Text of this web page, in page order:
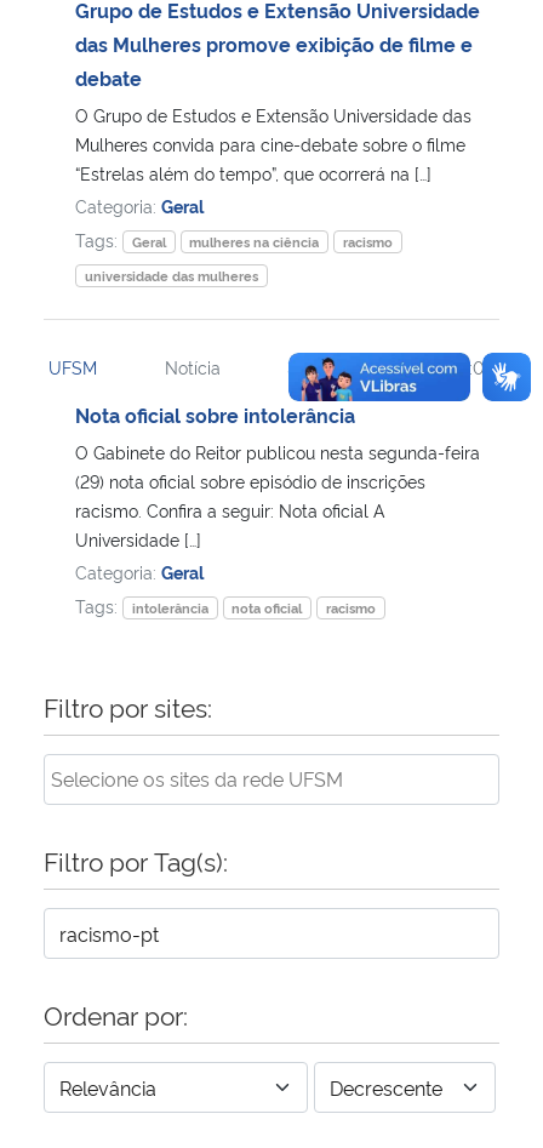
Grupo de Estudos e Extensão Universidade
das Mulheres promove exibição de filme e
debate
O Grupo de Estudos e Extensão Universidade das
Mulheres convida para cine-debate sobre o filme
“Estrelas além do tempo”, que ocorrerá na […]
Categoria: Geral
Tags:
Geral mulheres na ciência
racismo
universidade das mulheres
UFSM Notícia 30/10/2018 11:03
Nota oficial sobre intolerância
O Gabinete do Reitor publicou nesta segunda-feira
(29) nota oficial sobre episódio de inscrições
racismo. Confira a seguir: Nota oficial A
Universidade […]
Categoria: Geral
Tags:
intolerância nota oficial racismo
Filtro por sites:
Filtro por Tag(s):
Ordenar por: